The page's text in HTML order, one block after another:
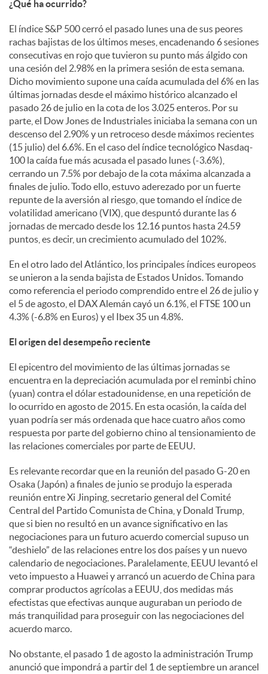
c
o
n
t
e
n
i
d
o
s
¿Qué ha ocurrido?
El índice S&P 500 cerró el pasado lunes una de sus peores
rachas bajistas de los últimos meses, encadenando 6 sesiones
consecutivas en rojo que tuvieron su punto más álgido con
una cesión del 2.98% en la primera sesión de esta semana.
Dicho movimiento supone una caída acumulada del 6% en las
últimas jornadas desde el máximo histórico alcanzado el
pasado 26 de julio en la cota de los 3.025 enteros. Por su
parte, el Dow Jones de Industriales iniciaba la semana con un
descenso del 2.90% y un retroceso desde máximos recientes
(15 julio) del 6.6%. En el caso del índice tecnológico Nasdaq-
100 la caída fue más acusada el pasado lunes (-3.6%),
cerrando un 7.5% por debajo de la cota máxima alcanzada a
finales de julio. Todo ello, estuvo aderezado por un fuerte
repunte de la aversión al riesgo, que tomando el índice de
volatilidad americano (VIX), que despuntó durante las 6
jornadas de mercado desde los 12.16 puntos hasta 24.59
puntos, es decir, un crecimiento acumulado del 102%.
En el otro lado del Atlántico, los principales índices europeos
se unieron a la senda bajista de Estados Unidos. Tomando
como referencia el periodo comprendido entre el 26 de julio y
el 5 de agosto, el DAX Alemán cayó un 6.1%, el FTSE 100 un
4.3% (-6.8% en Euros) y el Ibex 35 un 4.8%.
El origen del desempeño reciente
El epicentro del movimiento de las últimas jornadas se
encuentra en la depreciación acumulada por el reminbi chino
(yuan) contra el dólar estadounidense, en una repetición de
lo ocurrido en agosto de 2015. En esta ocasión, la caída del
yuan podría ser más ordenada que hace cuatro años como
respuesta por parte del gobierno chino al tensionamiento de
las relaciones comerciales por parte de EEUU.
Es relevante recordar que en la reunión del pasado G-20 en
Osaka (Japón) a finales de junio se produjo la esperada
reunión entre Xi Jinping, secretario general del Comité
Central del Partido Comunista de China, y Donald Trump,
que si bien no resultó en un avance significativo en las
negociaciones para un futuro acuerdo comercial supuso un
“deshielo” de las relaciones entre los dos países y un nuevo
calendario de negociaciones. Paralelamente, EEUU levantó el
veto impuesto a Huawei y arrancó un acuerdo de China para
comprar productos agrícolas a EEUU, dos medidas más
efectistas que efectivas aunque auguraban un periodo de
más tranquilidad para proseguir con las negociaciones del
acuerdo marco.
No obstante, el pasado 1 de agosto la administración Trump
anunció que impondrá a partir del 1 de septiembre un arancel